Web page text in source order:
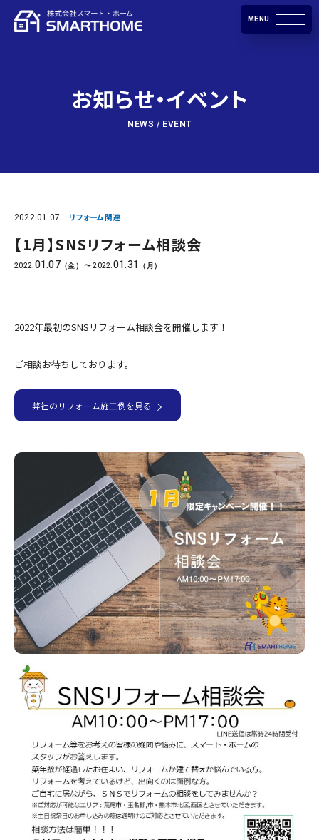
MENU
お知らせ・イベント
NEWS / EVENT
2022.01.07 リフォーム関連
【1月】SNSリフォーム相談会
2022.01.07 （金） 〜 2022.01.31 （月）
2022年最初のSNSリフォーム相談会を開催します！
ご相談お待ちしております。
弊社のリフォーム施工例を見る